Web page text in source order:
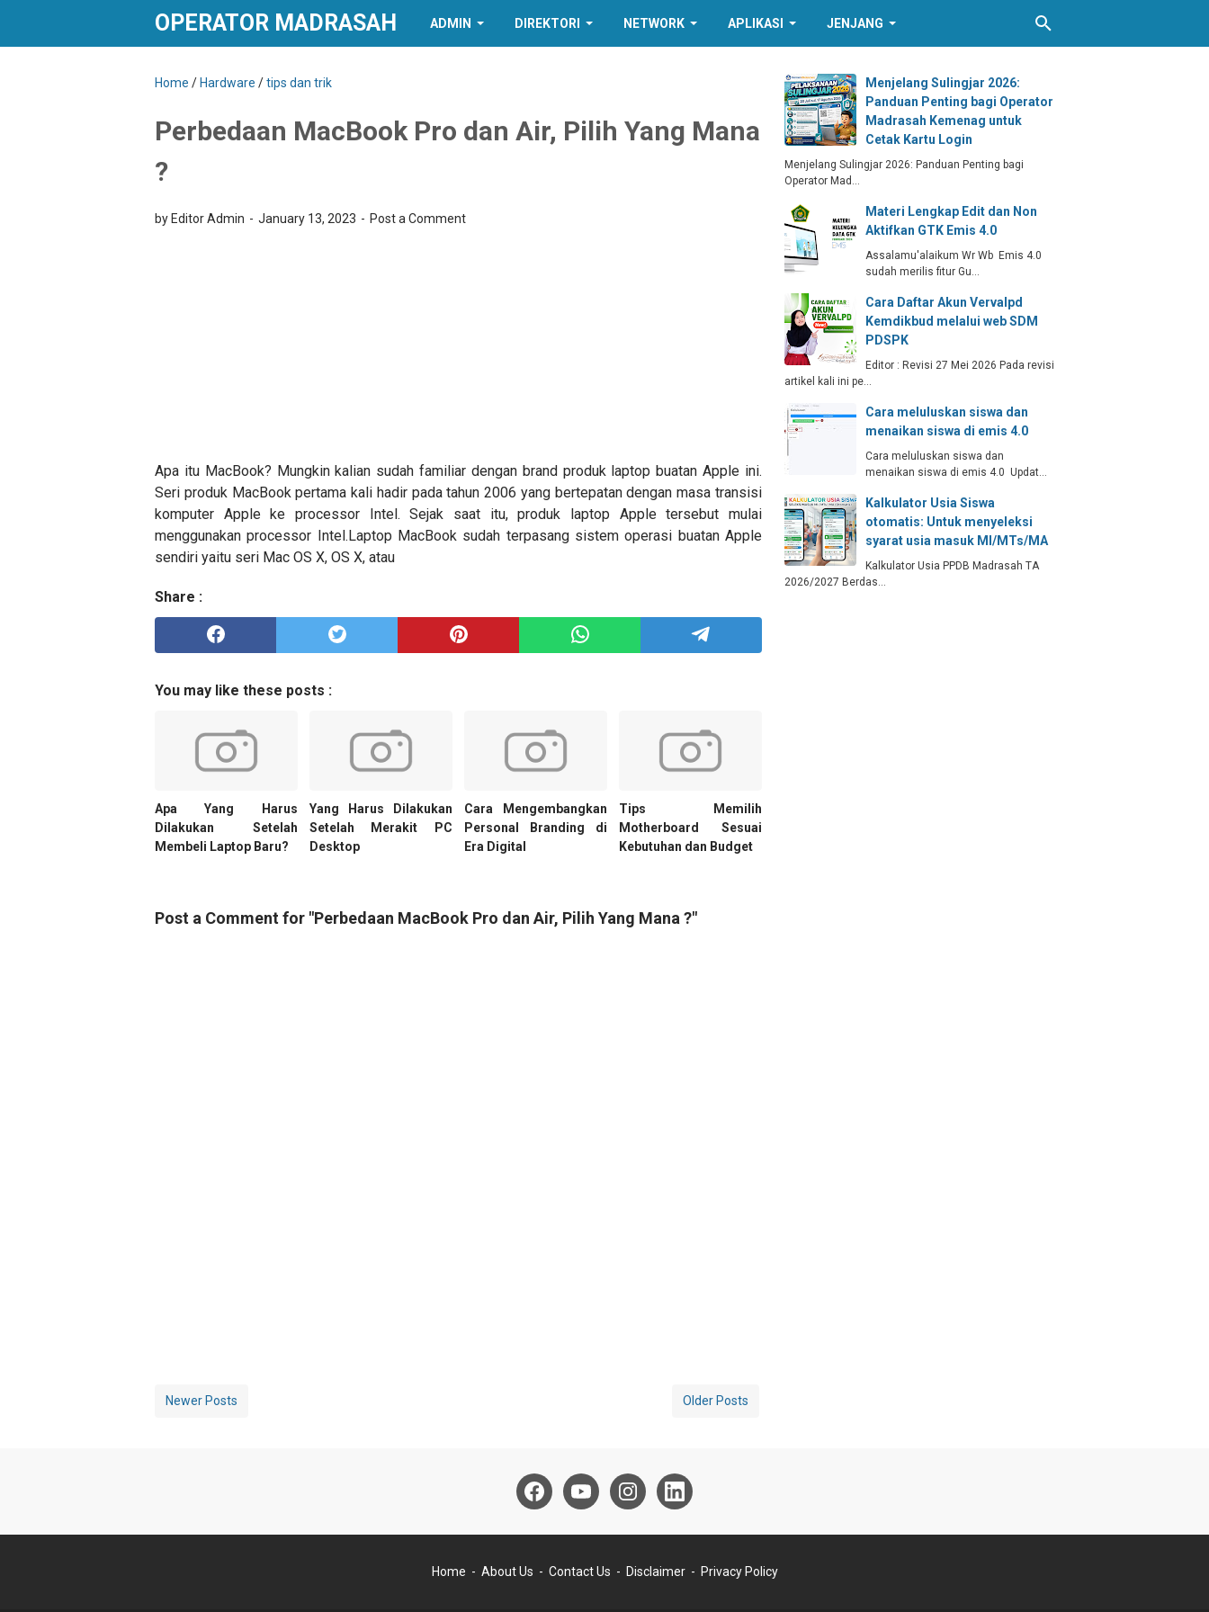
OPERATOR MADRASAH ADMIN DIREKTORI NETWORK APLIKASI JENJANG
Home / Hardware /tips dan trik
Perbedaan MacBook Pro dan Air, Pilih Yang Mana
?
by Editor Admin January 13, 2023 Post a Comment
Apa itu MacBook? Mungkin kalian sudah familiar dengan brand produk laptop buatan Apple ini.
Seri produk MacBook pertama kali hadir pada tahun 2006 yang bertepatan dengan masa transisi
komputer Apple ke processor Intel. Sejak saat itu, produk laptop Apple tersebut mulai
menggunakan processor Intel.Laptop MacBook sudah terpasang sistem operasi buatan Apple
sendiri yaitu seri Mac OS X, OS X, atau
Share :
You may like these posts :
Apa Yang Harus
Dilakukan Setelah
Membeli Laptop Baru?
Yang Harus Dilakukan
Setelah Merakit PC
Desktop
Cara Mengembangkan
Personal Branding di
Era Digital
Tips Memilih
Motherboard Sesuai
Kebutuhan dan Budget
Post a Comment for "Perbedaan MacBook Pro dan Air, Pilih Yang Mana ?"
Newer Posts Older Posts
Menjelang Sulingjar 2026:
Panduan Penting bagi Operator
Madrasah Kemenag untuk
Cetak Kartu Login
Menjelang Sulingjar 2026: Panduan Penting bagi
Operator Mad…
Materi Lengkap Edit dan Non
Aktifkan GTK Emis 4.0
Assalamu'alaikum Wr Wb Emis 4.0
sudah merilis fitur Gu…
Cara Daftar Akun Vervalpd
Kemdikbud melalui web SDM
PDSPK
Editor : Revisi 27 Mei 2026 Pada revisi
artikel kali ini pe…
Cara meluluskan siswa dan
menaikan siswa di emis 4.0
Cara meluluskan siswa dan
menaikan siswa di emis 4.0 Updat…
Kalkulator Usia Siswa
otomatis: Untuk menyeleksi
syarat usia masuk MI/MTs/MA
Kalkulator Usia PPDB Madrasah TA
2026/2027 Berdas…
Home About Us Contact Us Disclaimer Privacy Policy